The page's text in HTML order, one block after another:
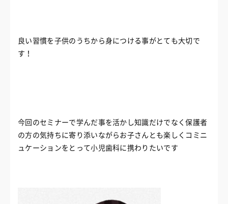
良い習慣を子供のうちから身につける事がとても大切で
す！
今回のセミナーで学んだ事を活かし知識だけでなく保護者
の方の気持ちに寄り添いながらお子さんとも楽しくコミニ
ュケーションをとって小児歯科に携わりたいです